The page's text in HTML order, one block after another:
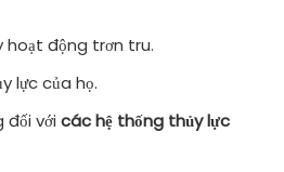
hoạt động trơn tru.
lực của họ.
đối với các hệ thống thủy lực